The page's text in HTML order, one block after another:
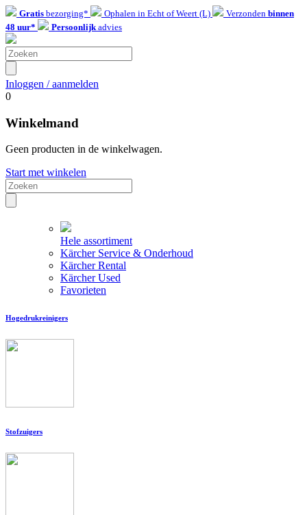
Gratis bezorging* Ophalen in Echt of Weert (L) Verzonden binnen
48 uur*
Persoonlijkadvies
Inloggen / aanmelden
0
Winkelmand
Geen producten in de winkelwagen.
Start met winkelen
Hele assortiment
Kärcher Service & Onderhoud
Kärcher Rental
Kärcher Used
Favorieten
Hogedrukreinigers
Stofzuigers